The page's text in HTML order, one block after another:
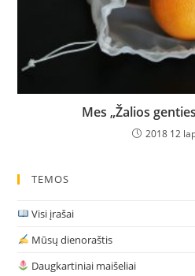
Mes „Žalios
2018 12
TEMOS
Visi įrašai
Mūsų dienoraštis
Daugkartiniai maišeliai